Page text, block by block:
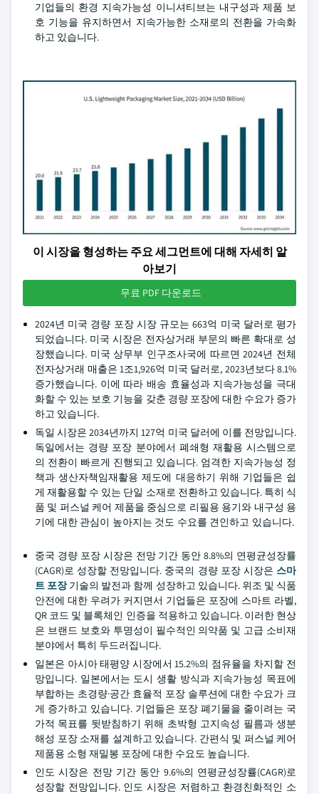
기업들의 환경 지속가능성 이니셔티브는 내구성과 제품 보
호 기능을 유지하면서 지속가능한 소재로의 전환을 가속화
하고 있습니다.
이 시장을 형성하는 주요 세그먼트에 대해 자세히 알
아보기
무료 PDF 다운로드
2024년 미국 경량 포장 시장 규모는 663억 미국 달러로 평가
되었습니다. 미국 시장은 전자상거래 부문의 빠른 확대로 성
장했습니다. 미국 상무부 인구조사국에 따르면 2024년 전체
전자상거래 매출은 1조1,926억 미국 달러로, 2023년보다 8.1%
증가했습니다. 이에 따라 배송 효율성과 지속가능성을 극대
화할 수 있는 보호 기능을 갖춘 경량 포장에 대한 수요가 증가
하고 있습니다.
독일 시장은 2034년까지 127억 미국 달러에 이를 전망입니다.
독일에서는 경량 포장 분야에서 폐쇄형 재활용 시스템으로
의 전환이 빠르게 진행되고 있습니다. 엄격한 지속가능성 정
책과 생산자책임재활용 제도에 대응하기 위해 기업들은 쉽
게 재활용할 수 있는 단일 소재로 전환하고 있습니다. 특히 식
품 및 퍼스널 케어 제품을 중심으로 리필용 용기와 내구성 용
기에 대한 관심이 높아지는 것도 수요를 견인하고 있습니다.
중국 경량 포장 시장은 전망 기간 동안 8.8%의 연평균성장률
(CAGR)로 성장할 전망입니다. 중국의 경량 포장 시장은 스마
트 포장기술의 발전과 함께 성장하고 있습니다. 위조 및 식품
안전에 대한 우려가 커지면서 기업들은 포장에 스마트 라벨,
QR 코드 및 블록체인 인증을 적용하고 있습니다. 이러한 현상
은 브랜드 보호와 투명성이 필수적인 의약품 및 고급 소비재
분야에서 특히 두드러집니다.
일본은 아시아 태평양 시장에서 15.2%의 점유율을 차지할 전
망입니다. 일본에서는 도시 생활 방식과 지속가능성 목표에
부합하는 초경량·공간 효율적 포장 솔루션에 대한 수요가 크
게 증가하고 있습니다. 기업들은 포장 폐기물을 줄이려는 국
가적 목표를 뒷받침하기 위해 초박형 고지속성 필름과 생분
해성 포장 소재를 설계하고 있습니다. 간편식 및 퍼스널 케어
제품용 소형 재밀봉 포장에 대한 수요도 높습니다.
인도 시장은 전망 기간 동안 9.6%의 연평균성장률(CAGR)로
성장할 전망입니다. 인도 시장은 저렴하고 환경친화적인 소